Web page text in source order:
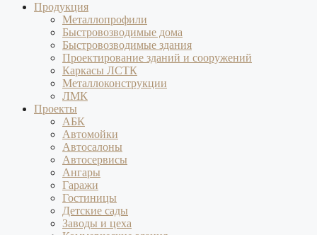
Продукция
Металлопрофили
Быстровозводимые дома
Быстровозводимые здания
Проектирование зданий и сооружений
Каркасы ЛСТК
Металлоконструкции
ЛМК
Проекты
АБК
Автомойки
Автосалоны
Автосервисы
Ангары
Гаражи
Гостиницы
Детские сады
Заводы и цеха